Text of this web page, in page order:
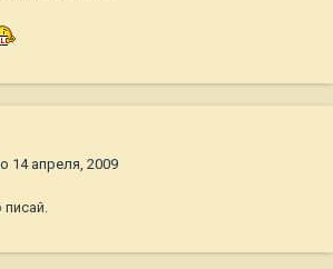
14 апреля, 2009
писай.